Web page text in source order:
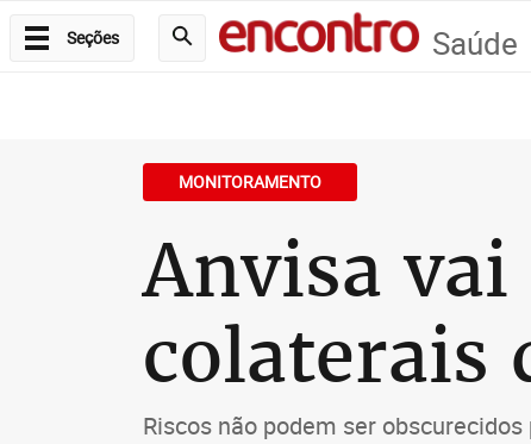
Seções Saúde
MONITORAMENTO
Anvisa
colaterais
Riscos não podem ser